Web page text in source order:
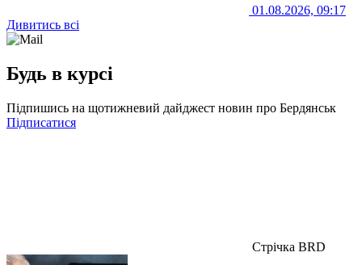
01.08.2026, 09:17
Дивитись всі
Будь в курсі
Підпишись на щотижневий дайджест новин про Бердянськ
Підписатися
Стрічка BRD